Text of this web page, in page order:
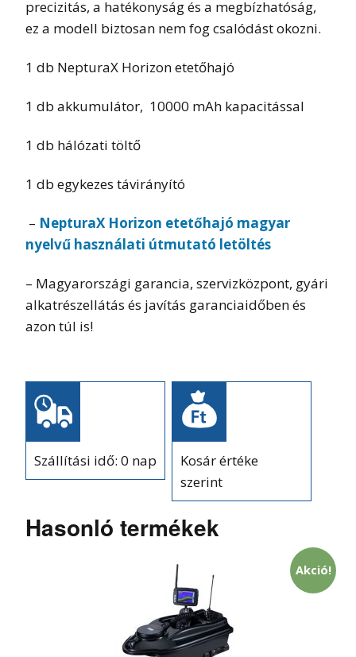
precizitás, a hatékonyság és a megbízhatóság,
ez a modell biztosan nem fog csalódást okozni.
1 db NepturaX Horizon etetőhajó
1 db akkumulátor, 10000 mAh kapacitással
1 db hálózati töltő
1 db egykezes távirányító
– NepturaX Horizon etetőhajó magyar
nyelvű használati útmutató letöltés
– Magyarországi garancia, szervizközpont, gyári
alkatrészellátás és javítás garanciaidőben és
azon túl is!
Szállítási idő: 0 nap
Kosár értéke
szerint
Hasonló termékek
Akció!